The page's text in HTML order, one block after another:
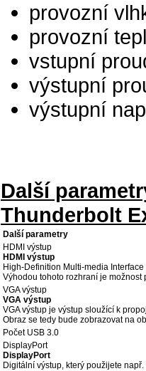
provozní
provozní
vstupní
výstupní
výstupní
Další
Thunderbolt
Další parametry
HDMI výstup
HDMI výstup
High-Definition Multi-media
Výhodou tohoto rozhraní je
VGA výstup
VGA výstup
VGA výstup je výstup sloužící k
Obraz se tedy bude zobrazovat na
Počet USB 3.0
DisplayPort
DisplayPort
Digitální výstup, který použijete